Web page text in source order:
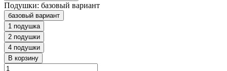
Подушки: базовый вариант
базовый вариант
1 подушка
2 подушки
4 подушки
В корзину